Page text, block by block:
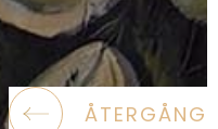
ÅTERGÅNG